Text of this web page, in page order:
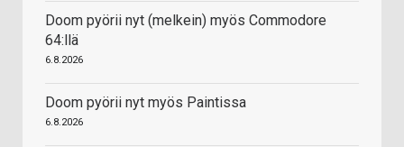
Doom pyörii nyt (melkein) myös Commodore
64:llä
6.8.2026
Doom pyörii nyt myös Paintissa
6.8.2026